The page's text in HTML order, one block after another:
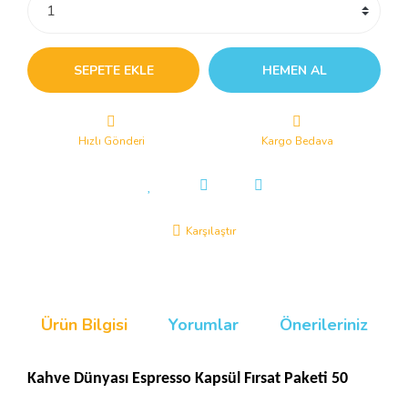
SEPETE EKLE HEMEN AL
Hızlı Gönderi Kargo Bedava
Karşılaştır
Ürün Bilgisi Yorumlar Önerileriniz
Kahve Dünyası Espresso Kapsül Fırsat Paketi 50